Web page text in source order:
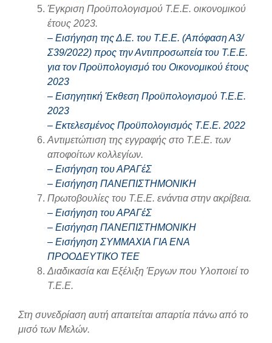
Έγκριση Προϋπολογισμού Τ.Ε.Ε. οικονομικού
έτους 2023.
– Εισήγηση της Δ.Ε. του Τ.Ε.Ε. (Απόφαση Α3/
Σ39/2022) προς την Αντιπροσωπεία του Τ.Ε.Ε.
για τον Προϋπολογισμό του Οικονομικού έτους
2023
– Εισηγητική Έκθεση Προϋπολογισμού Τ.Ε.Ε.
2023
– Εκτελεσμένος Προϋπολογισμός Τ.Ε.Ε. 2022
Αντιμετώπιση της εγγραφής στο Τ.Ε.Ε. των
αποφοίτων κολλεγίων.
– Εισήγηση του ΑΡΑΓέΣ
– Εισήγηση ΠΑΝΕΠΙΣΤΗΜΟΝΙΚΗ
Πρωτοβουλίες του Τ.Ε.Ε. ενάντια στην ακρίβεια.
– Εισήγηση του ΑΡΑΓέΣ
– Εισήγηση ΠΑΝΕΠΙΣΤΗΜΟΝΙΚΗ
– Εισήγηση ΣΥΜΜΑΧΙΑ ΓΙΑ ΕΝΑ
ΠΡΟΟΔΕΥΤΙΚΟ ΤΕΕ
Διαδικασία και Εξέλιξη Έργων που Υλοποιεί το
Τ.Ε.Ε.
Στη συνεδρίαση αυτή απαιτείται απαρτία πάνω από το
μισό των Μελών.